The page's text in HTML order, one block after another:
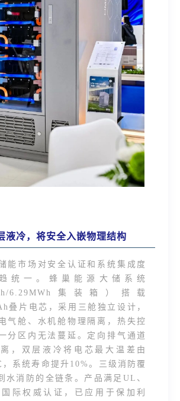
液冷，将安全入嵌物理结构
能市场对安全认证和系统集成度
统一。蜂巢能源大储系统
6.29MWh集装箱）搭载
叠片电芯，采用三舱独立设计，
气舱、水机舱物理隔离，热失控
分区内无法蔓延。定向排气通道
，双层液冷将电芯最大温差由
系统寿命提升10%。三级消防覆
水消防的全链条。产品满足UL、
际权威认证，已应用于保加利